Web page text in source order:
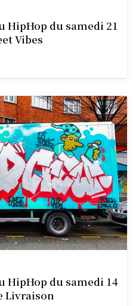
HipHop du samedi 21
Vibes
HipHop du samedi 14
Livraison